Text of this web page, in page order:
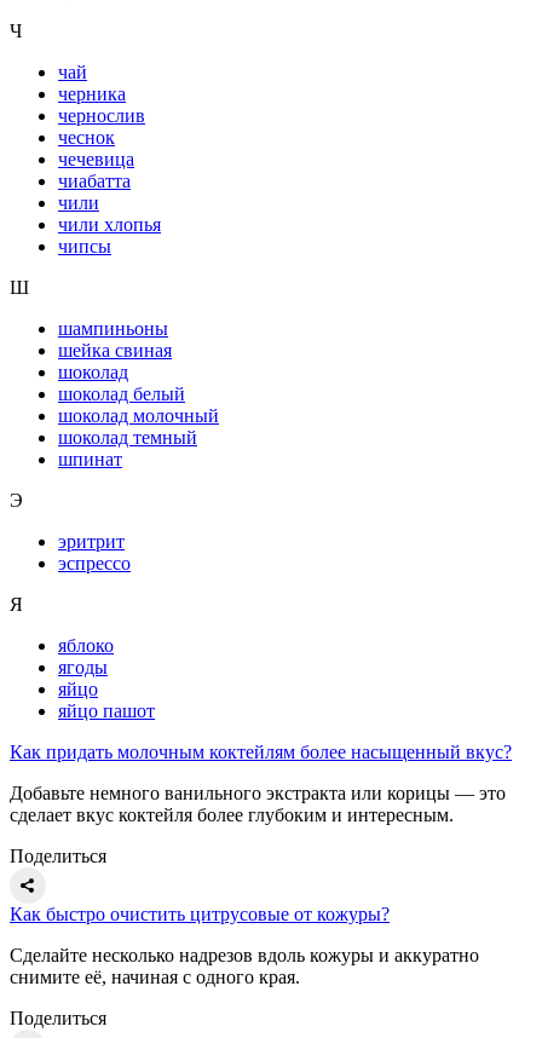
Ч
чай
черника
чернослив
чеснок
чечевица
чиабатта
чили
чили хлопья
чипсы
Ш
шампиньоны
шейка свиная
шоколад
шоколад белый
шоколад молочный
шоколад темный
шпинат
Э
эритрит
эспрессо
Я
яблоко
ягоды
яйцо
яйцо пашот
Как придать молочным коктейлям более насыщенный вкус?
Добавьте немного ванильного экстракта или корицы — это
сделает вкус коктейля более глубоким и интересным.
Поделиться
Как быстро очистить цитрусовые от кожуры?
Сделайте несколько надрезов вдоль кожуры и аккуратно
снимите её, начиная с одного края.
Поделиться